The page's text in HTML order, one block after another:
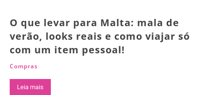
O que levar para Malta: mala de
verão, looks reais e como viajar só
com um item pessoal!
Compras
Leia mais